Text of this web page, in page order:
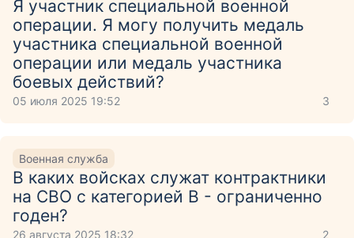
Я участник специальной военной
операции. Я могу получить медаль
участника специальной военной
операции или медаль участника
боевых действий?
05 июля 2025 19:52 3
Военная служба
В каких войсках служат контрактники
на СВО с категорией В - ограниченно
годен?
26 августа 2025 18:32 2